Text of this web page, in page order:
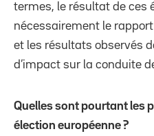
termes, le résultat de ces
nécessairement le
et les résultats observés
d’impact sur la conduite
Quelles sont pourtant les
élection européenne ?